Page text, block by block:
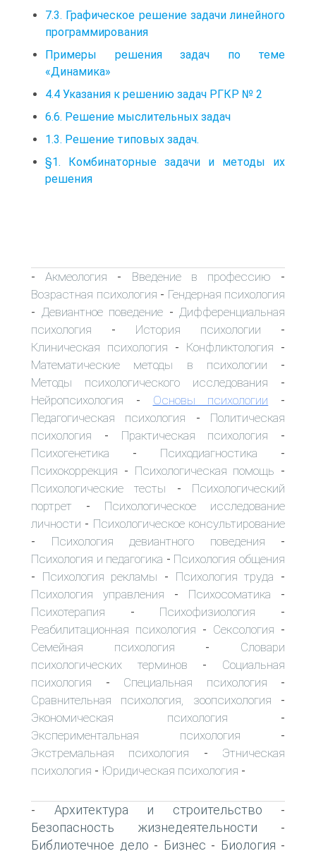
7.3. Графическое решение задачи линейного
программирования
Примеры решения задач по теме
«Динамика»
4.4 Указания к решению задач РГКР № 2
6.6. Решение мыслительных задач
1.3. Решение типовых задач.
§1. Комбинаторные задачи и методы их
решения
-Акмеология - Введение в профессию -
Возрастная психология - Гендерная психология
- Девиантное поведение - Дифференциальная
психология - История психологии -
Клиническая психология - Конфликтология -
Математические методы в психологии -
Методы психологического исследования -
Нейропсихология - Основы психологии -
Педагогическая психология - Политическая
психология - Практическая психология -
Психогенетика - Психодиагностика -
Психокоррекция - Психологическая помощь -
Психологические тесты - Психологический
портрет - Психологическое исследование
личности - Психологическое консультирование
- Психология девиантного поведения -
Психология и педагогика - Психология общения
- Психология рекламы - Психология труда -
Психология управления - Психосоматика -
Психотерапия - Психофизиология -
Реабилитационная психология - Сексология -
Семейная психология - Словари
психологических терминов - Социальная
психология - Специальная психология -
Сравнительная психология, зоопсихология -
Экономическая психология -
Экспериментальная психология -
Экстремальная психология - Этническая
психология - Юридическая психология -
- Архитектура и строительство -
Безопасность жизнедеятельности -
Библиотечное дело - Бизнес - Биология -